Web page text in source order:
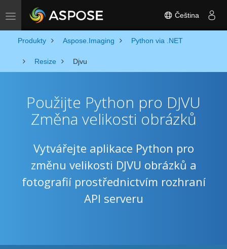
Toggle navigation Čeština
Produkty Aspose.Imaging Python via .NET
Resize Djvu
Použijte Python pro DJVU
Změna velikosti obrázků
Vytvářejte aplikace Python pro
změnu velikosti DJVU obrázků a
fotografií prostřednictvím rozhraní
API serveru